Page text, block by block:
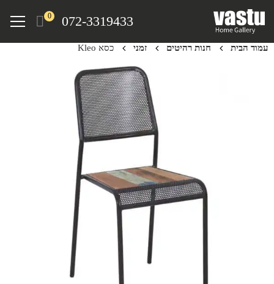
072-3319433
0
Menu
עמוד הבית חנות רהיטים זמני כסא Kleo